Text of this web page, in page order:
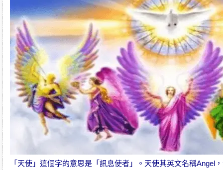
「天使」這個字的意思是「訊息使者」。天使其英文名稱Angel